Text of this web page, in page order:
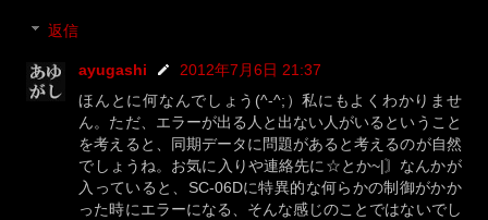
返信
ayugashi
2012年7月6日 21:37
ほんとに何なんでしょう(^-^;）私にもよくわかりませ
ん。ただ、エラーが出る人と出ない人がいるということ
を考えると、同期データに問題があると考えるのが自然
でしょうね。お気に入りや連絡先に☆とか~|〙なんかが
入っていると、SC-06Dに特異的な何らかの制御がかか
った時にエラーになる、そんな感じのことではないでし